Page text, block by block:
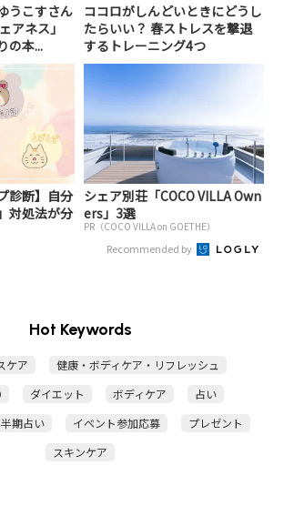
うこすさん
アネス」
の本...
ココロがしんどいときにどうし
たらいい？ 春ストレスを撃退
するトレーニング4つ
診断】自分
対処法が分
シェア別荘「COCO VILLA Own
ers」3選
PR（COCO VILLA on GOETHE）
Recommended by
Hot Keywords
ケア
健康・ボディケア・リフレッシュ
ダイエット ボディケア
占い
期占い
イベント参加応募
プレゼント
スキンケア